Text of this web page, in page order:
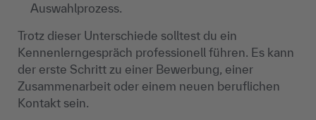
Auswahlprozess.
Trotz dieser Unterschiede solltest du ein
Kennenlerngespräch professionell führen. Es kann
der erste Schritt zu einer Bewerbung, einer
Zusammenarbeit oder einem neuen beruflichen
Kontakt sein.